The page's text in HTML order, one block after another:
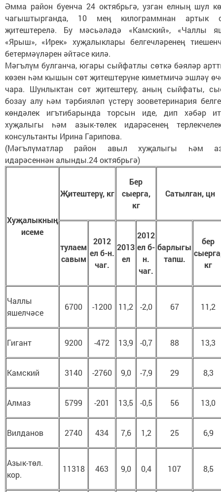
Әмма район буенча 24 октябрьгә, узган елның шул
чагыштырганда, 10 мең килограммнан артык
җитештерелә. Бу мәсьәләдә «Камский», «Чаллы
«Ярыш», «Ирек» хуҗалыклары белгечләренең
бетермәүләрен әйтәсе килә.
Мәгълүм булганча, югары сыйфатлы сөткә бәяләр
көзен һәм кышын сөт җитештерүне киметмичә эшләү
чара. Шунлыктан сөт җитештерү, аның сыйфаты,
бозау алу һәм тәрбияләп үстерү зооветеринария
көндәлек игътибарында торсын иде, дип хәбәр
хуҗалыгы һәм азык-төлек идарәсенең
консультанты Ирина Гарипова.
(Мәгълүматлар район авыл хуҗалыгы һәм
идарәсеннән алынды.24 октябрьгә)
Хуҗалыкның
исеме
Җитештерү, кг
Бер
сыерга,
кг
Сатылган, цн
тулаем
савым
2012
ел б-н.
чаг.
2013
ел
2012
ел б-
н.
чаг.
барлыгы
тапш.
бер
кг
Чаллы
яшелчәсе
6700 -1200 11,2 -2,0 67 11,2
Гигант 9200 -472 13,9 -0,7 88 13,3
Камский 3140 -2760 9,0 -7,9 29 8,3
Алмаз 5799 -201 13,5 -0,5 56 13,0
Вилданов 2740 434 7,6 1,2 25 6,9
Азык-төл.
кор.
11318 463 9,0 0,4 107 8,5